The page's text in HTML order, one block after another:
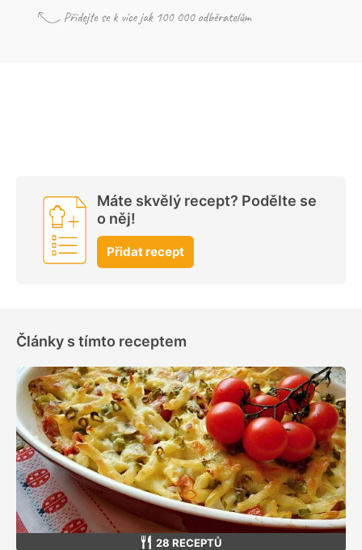
Máte skvělý recept? Podělte se
o něj!
Přidat recept
Články s tímto receptem
28 RECEPTŮ